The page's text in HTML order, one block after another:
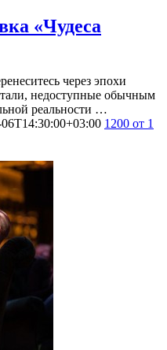
«Чудеса
через эпохи
недоступные обычным
реальности …
1200 от 1